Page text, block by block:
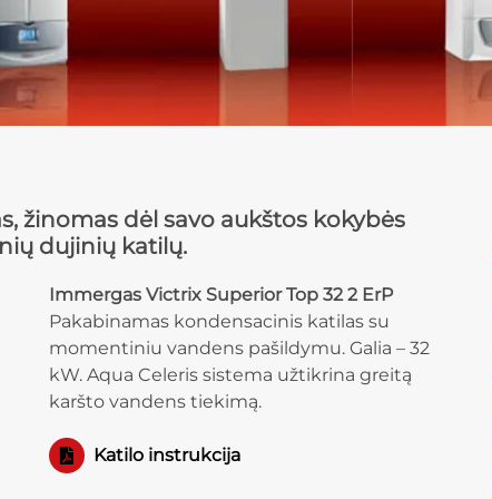
žinomas dėl savo aukštos kokybės
dujinių katilų.
Immergas Victrix Superior Top 32 2 ErP
Pakabinamas kondensacinis katilas su
momentiniu vandens pašildymu. Galia – 32
kW. Aqua Celeris sistema užtikrina greitą
karšto vandens tiekimą.
Katilo instrukcija